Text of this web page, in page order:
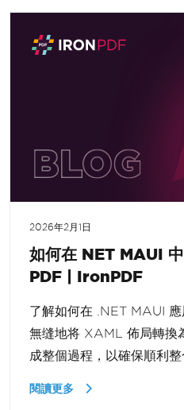
2026年2月1日
如何在 NET MAUI
PDF | IronPDF
了解如何在 .NET MAUI
無缝地将 XAML 佈局轉換
成整個過程，以確保順利
閱讀更多